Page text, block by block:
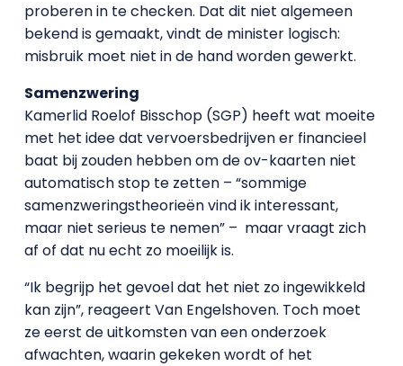
proberen in te checken. Dat dit niet algemeen
bekend is gemaakt, vindt de minister logisch:
misbruik moet niet in de hand worden gewerkt.
Samenzwering
Kamerlid Roelof Bisschop (SGP) heeft wat moeite
met het idee dat vervoersbedrijven er financieel
baat bij zouden hebben om de ov-kaarten niet
automatisch stop te zetten – “sommige
samenzweringstheorieën vind ik interessant,
maar niet serieus te nemen” – maar vraagt zich
af of dat nu echt zo moeilijk is.
“Ik begrijp het gevoel dat het niet zo ingewikkeld
kan zijn”, reageert Van Engelshoven. Toch moet
ze eerst de uitkomsten van een onderzoek
afwachten, waarin gekeken wordt of het